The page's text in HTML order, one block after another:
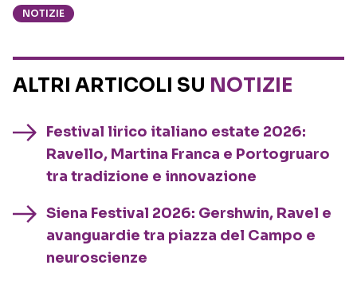
NOTIZIE
ALTRI ARTICOLI SU NOTIZIE
Festival lirico italiano estate 2026:
Ravello, Martina Franca e Portogruaro
tra tradizione e innovazione
Siena Festival 2026: Gershwin, Ravel e
avanguardie tra piazza del Campo e
neuroscienze